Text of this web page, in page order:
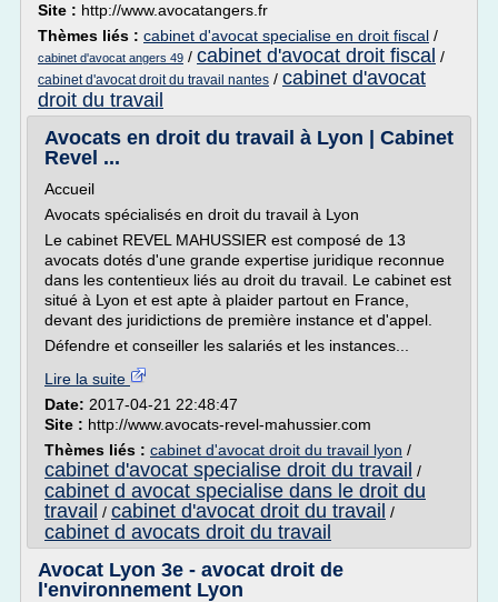
Site : http://www.avocatangers.fr
Thèmes liés : cabinet d'avocat specialise en droit fiscal /
cabinet d'avocat angers 49 / cabinet d'avocat droit fiscal /
cabinet d'avocat droit du travail nantes / cabinet d'avocat
droit du travail
Avocats en droit du travail à Lyon | Cabinet
Revel ...
Accueil
Avocats spécialisés en droit du travail à Lyon
Le cabinet REVEL MAHUSSIER est composé de 13
avocats dotés d'une grande expertise juridique reconnue
dans les contentieux liés au droit du travail. Le cabinet est
situé à Lyon et est apte à plaider partout en France,
devant des juridictions de première instance et d'appel.
Défendre et conseiller les salariés et les instances...
Lire la suite
Date: 2017-04-21 22:48:47
Site : http://www.avocats-revel-mahussier.com
Thèmes liés : cabinet d'avocat droit du travail lyon /
cabinet d'avocat specialise droit du travail /
cabinet d avocat specialise dans le droit du
travail / cabinet d'avocat droit du travail /
cabinet d avocats droit du travail
Avocat Lyon 3e - avocat droit de
l'environnement Lyon